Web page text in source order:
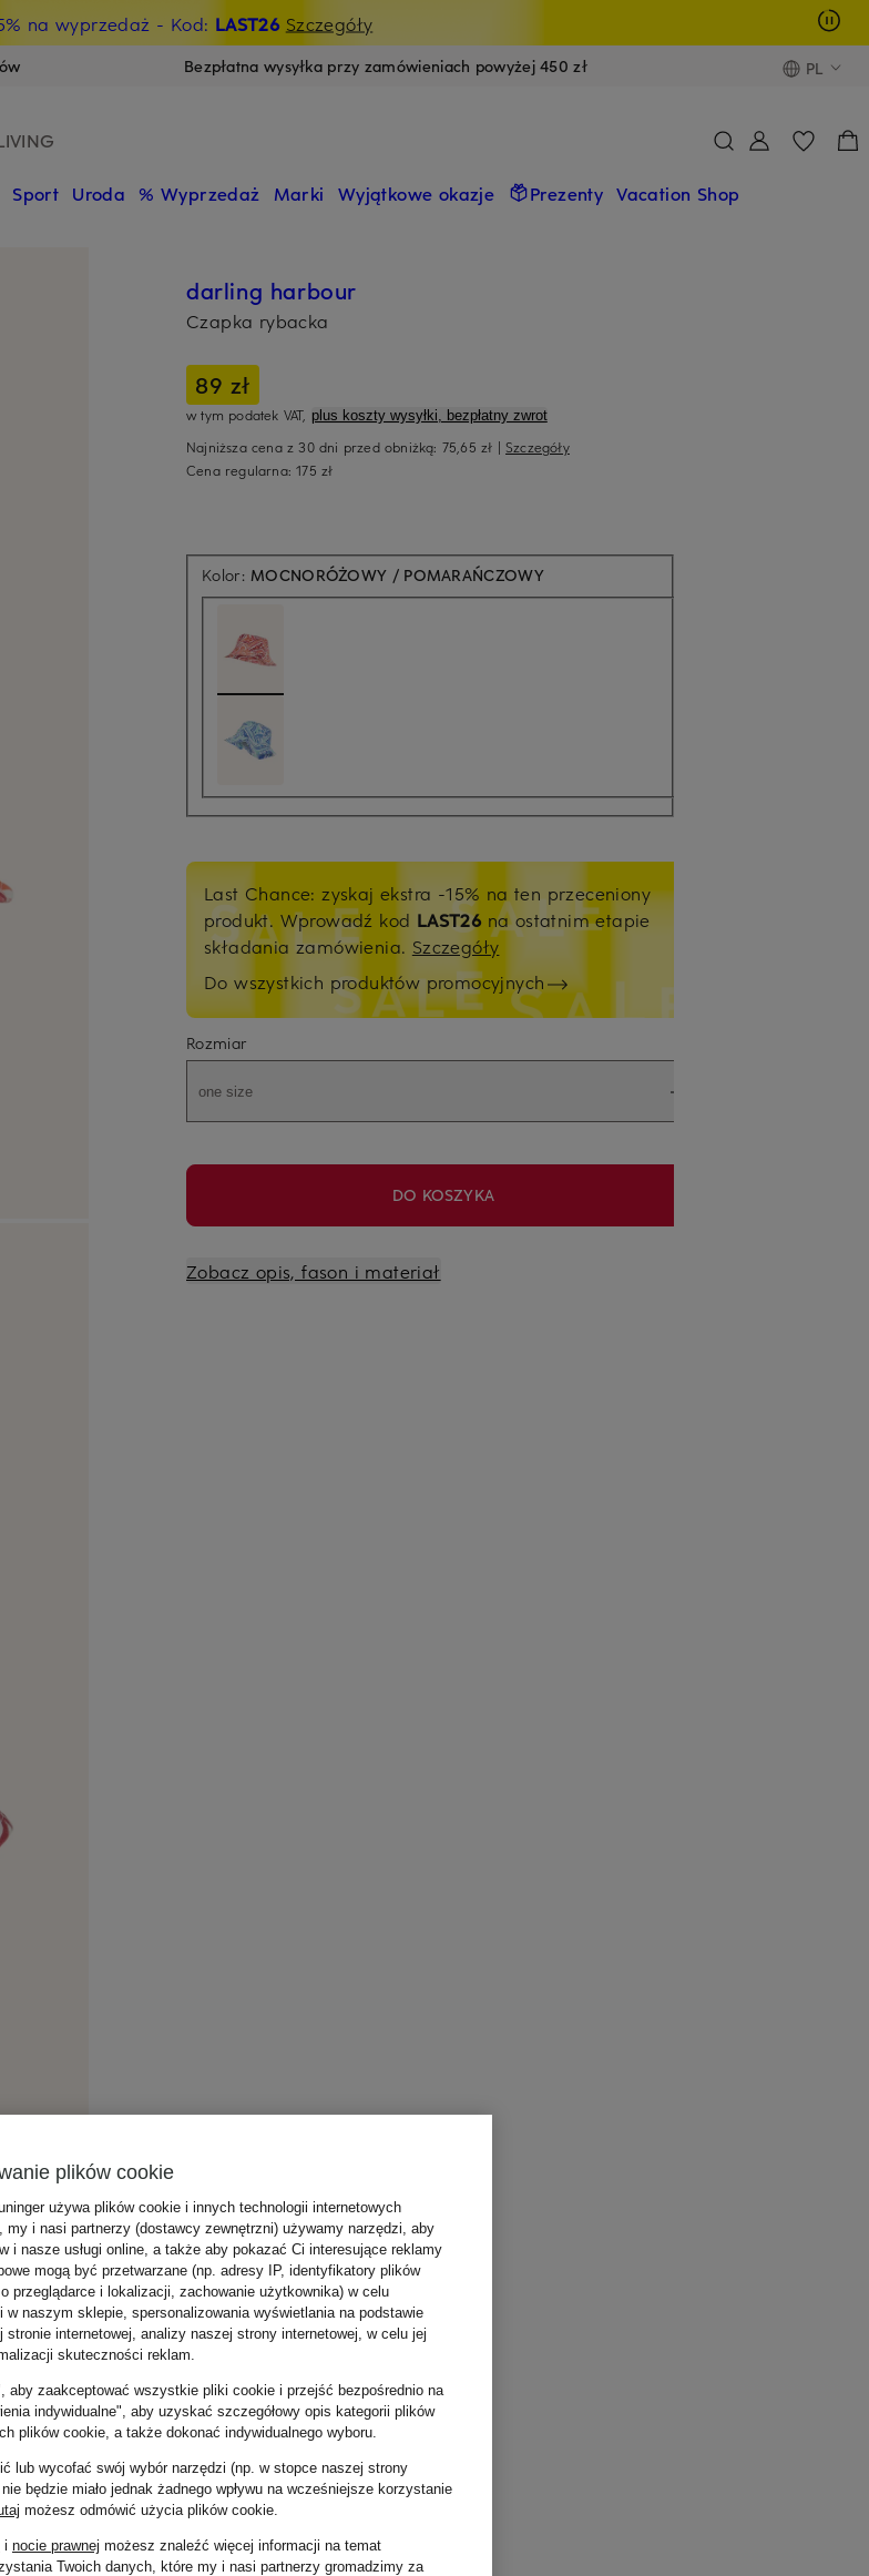
na wyprzedaż - Kod: LAST26 Szczegóły
Bezpłatna wysyłka przy zamówieniach powyżej 450 zł PL
Sport Uroda % Wyprzedaż Marki Wyjątkowe okazje Prezenty Vacation Shop
darling harbour
Czapka rybacka
89 zł
w tym podatek VAT, plus koszty wysyłki, bezpłatny zwrot
Najniższa cena z 30 dni przed obniżką: 75,65 zł |Szczegóły
Cena regularna:175 zł
Kolor: MOCNORÓŻOWY / POMARAŃCZOWY
Last Chance: zyskaj ekstra -15% na ten przeceniony
produkt. Wprowadź kod LAST26 na ostatnim etapie
składania zamówienia. Szczegóły
Do wszystkich produktów promocyjnych
Rozmiar
one size
DO KOSZYKA
Zobacz opis, fason i materiał
plików cookie
używa plików cookie i innych technologii internetowych
my i nasi partnerzy (dostawcy zewnętrzni) używamy narzędzi, aby
i nasze usługi online, a także aby pokazać Ci interesujące reklamy
mogą być przetwarzane (np. adresy IP, identyfikatory plików
przeglądarce i lokalizacji, zachowanie użytkownika) w celu
w naszym sklepie, spersonalizowania wyświetlania na podstawie
stronie internetowej, analizy naszej strony internetowej, w celu jej
skuteczności reklam.
aby zaakceptować wszystkie pliki cookie i przejść bezpośrednio na
indywidualne", aby uzyskać szczegółowy opis kategorii plików
plików cookie, a także dokonać indywidualnego wyboru.
lub wycofać swój wybór narzędzi (np. w stopce naszej strony
będzie miało jednak żadnego wpływu na wcześniejsze korzystanie
możesz odmówić użycia plików cookie.
i nocie prawnej możesz znaleźć więcej informacji na temat
Twoich danych, które my i nasi partnerzy gromadzimy za